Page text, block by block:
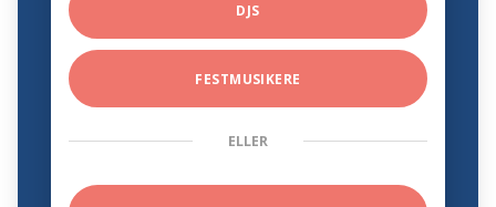
DJS
FESTMUSIKERE
ELLER